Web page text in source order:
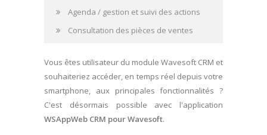
Agenda / gestion et suivi des actions
Consultation des pièces de ventes
Vous êtes utilisateur du module Wavesoft CRM et
souhaiteriez accéder, en temps réel depuis votre
smartphone, aux principales fonctionnalités ?
C'est désormais possible avec l'application
WSAppWeb CRM pour Wavesoft.